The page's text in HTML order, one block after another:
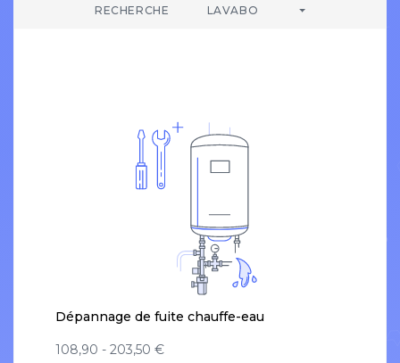
RECHERCHE LAVABO
Dépannage de fuite chauffe-eau
108,90 - 203,50 €